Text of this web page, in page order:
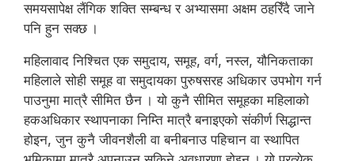
समयसापेक्ष लैंगिक शक्ति सम्बन्ध र अभ्यासमा अक्षम ठहरिँदै जाने
पनि हुन सक्छ ।
महिलावाद निश्चित एक समुदाय, समूह, वर्ग, नस्ल, यौनिकताका
महिलाले सोही समूह वा समुदायका पुरुषसरह अधिकार उपभोग गर्न
पाउनुमा मात्रै सीमित छैन । यो कुनै सीमित समूहका महिलाको
हकअधिकार स्थापनाका निम्ति मात्रै बनाइएको संकीर्ण सिद्धान्त
होइन, जुन कुनै जीवनशैली वा बनीबनाउ पहिचान वा स्थापित